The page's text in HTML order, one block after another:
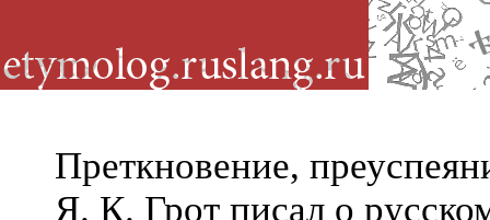
Преткновение,
Я. К. Грот писал о